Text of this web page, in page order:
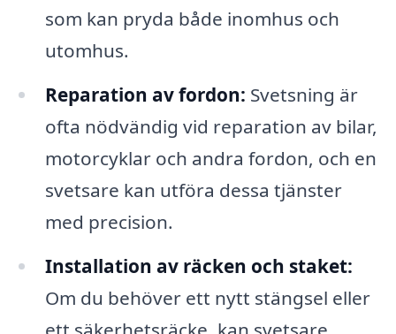
som kan pryda både inomhus och
utomhus.
Reparation av fordon: Svetsning är
ofta nödvändig vid reparation av bilar,
motorcyklar och andra fordon, och en
svetsare kan utföra dessa tjänster
med precision.
Installation av räcken och staket:
Om du behöver ett nytt stängsel eller